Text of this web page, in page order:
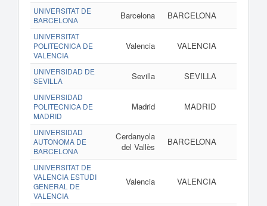
UNIVERSITAT DE
BARCELONA
Barcelona BARCELONA
UNIVERSITAT
POLITECNICA DE
VALENCIA
Valencia VALENCIA
UNIVERSIDAD DE
SEVILLA
Sevilla SEVILLA
UNIVERSIDAD
POLITECNICA DE
MADRID
Madrid MADRID
UNIVERSIDAD
AUTONOMA DE
BARCELONA
Cerdanyola
del Vallès
BARCELONA
UNIVERSITAT DE
VALENCIA ESTUDI
GENERAL DE
VALENCIA
Valencia VALENCIA